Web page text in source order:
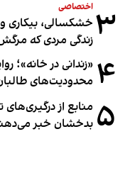
۳ اختصاصی
خشکسالی، بیکاری و
زندگی مردی که
۴ «زندانی در خانه»؛
محدودیت‌های
۵ منابع از درگیری‌های
بدخشان خبر